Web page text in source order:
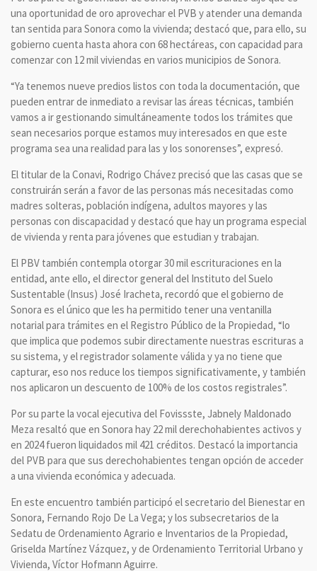
una oportunidad de oro aprovechar el PVB y atender una demanda
tan sentida para Sonora como la vivienda; destacó que, para ello, su
gobierno cuenta hasta ahora con 68 hectáreas, con capacidad para
comenzar con 12 mil viviendas en varios municipios de Sonora.
“Ya tenemos nueve predios listos con toda la documentación, que
pueden entrar de inmediato a revisar las áreas técnicas, también
vamos a ir gestionando simultáneamente todos los trámites que
sean necesarios porque estamos muy interesados en que este
programa sea una realidad para las y los sonorenses”, expresó.
El titular de la Conavi, Rodrigo Chávez precisó que las casas que se
construirán serán a favor de las personas más necesitadas como
madres solteras, población indígena, adultos mayores y las
personas con discapacidad y destacó que hay un programa especial
de vivienda y renta para jóvenes que estudian y trabajan.
El PBV también contempla otorgar 30 mil escrituraciones en la
entidad, ante ello, el director general del Instituto del Suelo
Sustentable (Insus) José Iracheta, recordó que el gobierno de
Sonora es el único que les ha permitido tener una ventanilla
notarial para trámites en el Registro Público de la Propiedad, “lo
que implica que podemos subir directamente nuestras escrituras a
su sistema, y el registrador solamente válida y ya no tiene que
capturar, eso nos reduce los tiempos significativamente, y también
nos aplicaron un descuento de 100% de los costos registrales”.
Por su parte la vocal ejecutiva del Fovissste, Jabnely Maldonado
Meza resaltó que en Sonora hay 22 mil derechohabientes activos y
en 2024 fueron liquidados mil 421 créditos. Destacó la importancia
del PVB para que sus derechohabientes tengan opción de acceder
a una vivienda económica y adecuada.
En este encuentro también participó el secretario del Bienestar en
Sonora, Fernando Rojo De La Vega; y los subsecretarios de la
Sedatu de Ordenamiento Agrario e Inventarios de la Propiedad,
Griselda Martínez Vázquez, y de Ordenamiento Territorial Urbano y
Vivienda, Víctor Hofmann Aguirre.